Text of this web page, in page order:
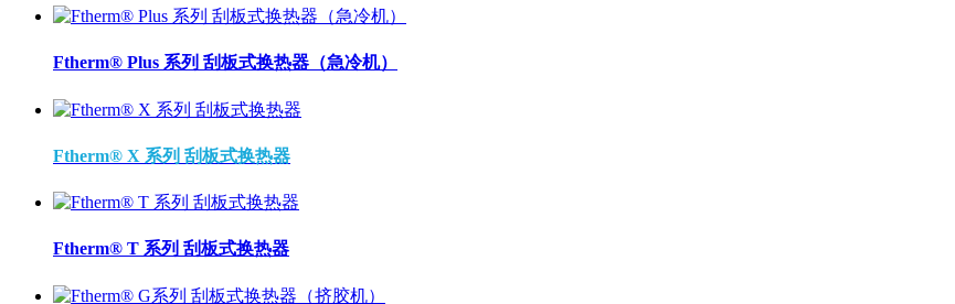
Ftherm® Plus 系列 刮板式换热器（急冷机）
Ftherm® X 系列 刮板式换热器
Ftherm® T 系列 刮板式换热器